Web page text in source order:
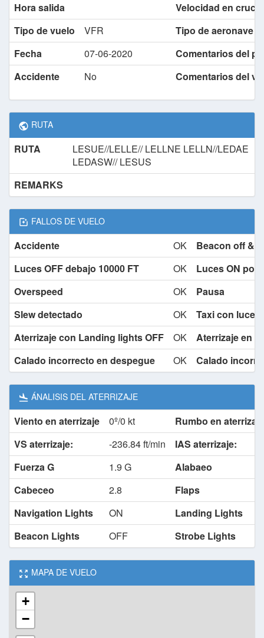
Hora salida
Velocidad en
Tipo de vuelo
VFR
Tipo de aeronave
Fecha
07-06-2020
Comentarios del
Accidente
No Comentarios del
RUTA
RUTA
LESUE//LELLE// LELLNE LELLN//LEDAE
LEDASW// LESUS
REMARKS
FALLOS DE VUELO
Accidente OK
Beacon off &
Luces OFF debajo 10000 FT
OK
Luces ON por
Overspeed
OK
Pausa
Slew detectado
OK
Taxi con luces
Aterrizaje con Landing lights OFF
OK
Aterrizaje en
Calado incorrecto en despegue
OK Calado
ÁNALISIS DEL ATERRIZAJE
Viento en aterrizaje 0º/0 kt
Rumbo en aterrizaje
VS aterrizaje:
-236.84 ft/min
IAS aterrizaje:
Fuerza G
1.9 G
Alabaeo
Cabeceo
2.8
Flaps
Navigation Lights
ON
Landing Lights
Beacon Lights
OFF Strobe Lights
MAPA DE VUELO
+
−